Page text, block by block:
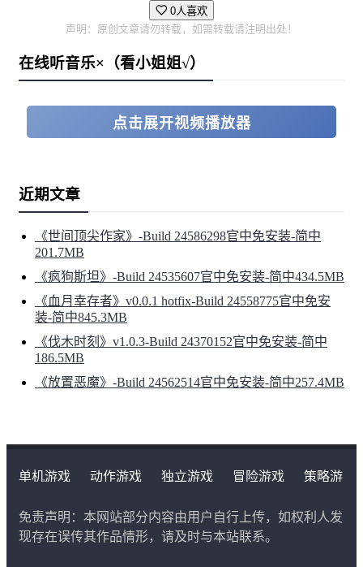
0人喜欢
声明：原创文章请勿转载，如需转载请注明出处！
在线听音乐×（看小姐姐√）
点击展开视频播放器
近期文章
《世间顶尖作家》-Build 24586298官中免安装-简中
201.7MB
《疯狗斯坦》-Build 24535607官中免安装-简中434.5MB
《血月幸存者》v0.0.1 hotfix-Build 24558775官中免安
装-简中845.3MB
《伐木时刻》v1.0.3-Build 24370152官中免安装-简中
186.5MB
《放置恶魔》-Build 24562514官中免安装-简中257.4MB
单机游戏 动作游戏 独立游戏 冒险游戏
策略游
免责声明：本网站部分内容由用户自行上传，如权利人发
现存在误传其作品情形，请及时与本站联系。